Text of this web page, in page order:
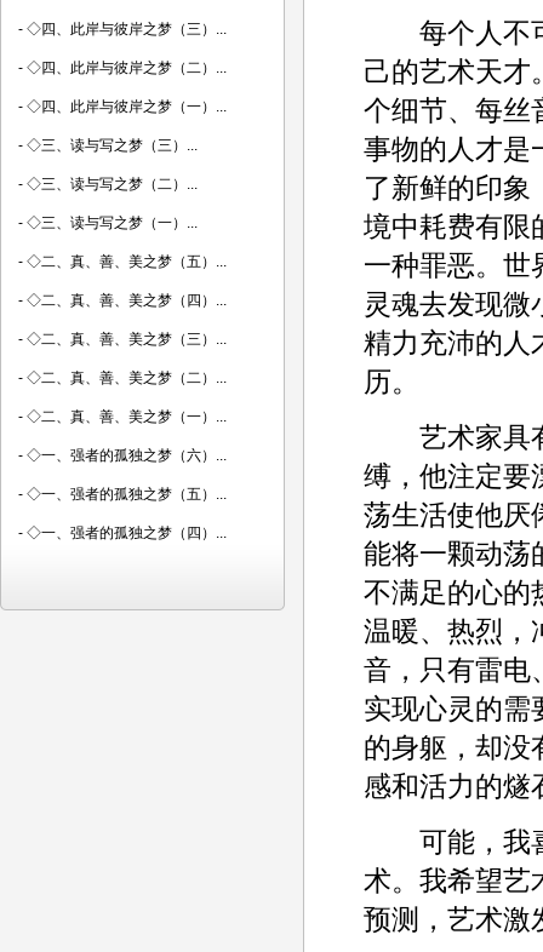
每个人不可
己的艺术天才
个细节、每丝
事物的人才是
了新鲜的印象
境中耗费有限
一种罪恶。世
灵魂去发现微
精力充沛的人
历。
艺术家具有
缚，他注定要
荡生活使他厌
能将一颗动荡
不满足的心的
温暖、热烈，
音，只有雷电
实现心灵的需
的身躯，却没
感和活力的燧
可能，我喜
术。我希望艺
预测，艺术激
- ◇四、此岸与彼岸之梦（三）...
- ◇四、此岸与彼岸之梦（二）...
- ◇四、此岸与彼岸之梦（一）...
- ◇三、读与写之梦（三）...
- ◇三、读与写之梦（二）...
- ◇三、读与写之梦（一）...
- ◇二、真、善、美之梦（五）...
- ◇二、真、善、美之梦（四）...
- ◇二、真、善、美之梦（三）...
- ◇二、真、善、美之梦（二）...
- ◇二、真、善、美之梦（一）...
- ◇一、强者的孤独之梦（六）...
- ◇一、强者的孤独之梦（五）...
- ◇一、强者的孤独之梦（四）...